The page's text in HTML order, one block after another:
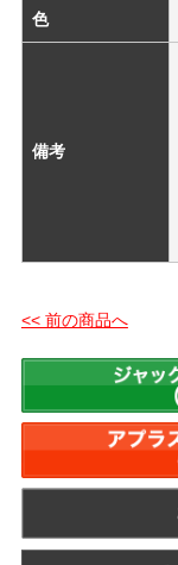
色
備考
<< 前の商品へ